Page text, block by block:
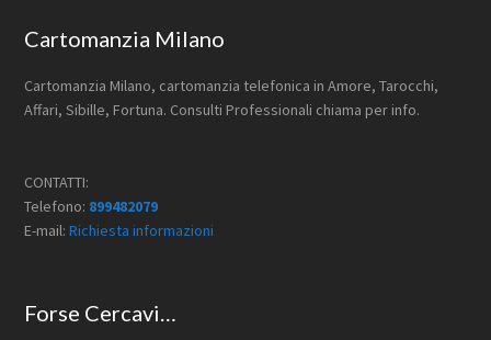
Footer
Cartomanzia Milano
Cartomanzia Milano, cartomanzia telefonica in Amore, Tarocchi,
Affari, Sibille, Fortuna. Consulti Professionali chiama per info.
CONTATTI:
Telefono: 899482079
E-mail:Richiesta informazioni
Forse Cercavi…